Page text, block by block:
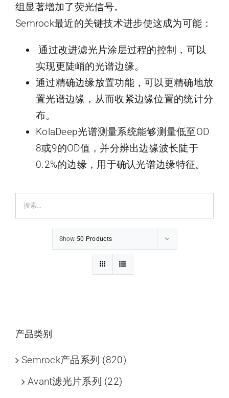
组显著增加了荧光信号。
Semrock最近的关键技术进步使这成为可能：
通过改进滤光片涂层过程的控制，可以
实现更陡峭的光谱边缘。
通过精确边缘放置功能，可以更精确地放
置光谱边缘，从而收紧边缘位置的统计分
布。
KolaDeep光谱测量系统能够测量低至OD
8或9的OD值，并分辨出边缘波长陡于
0.2%的边缘，用于确认光谱边缘特征。
Show 50 Products
产品类别
Semrock产品系列 (820)
Avant滤光片系列 (22)